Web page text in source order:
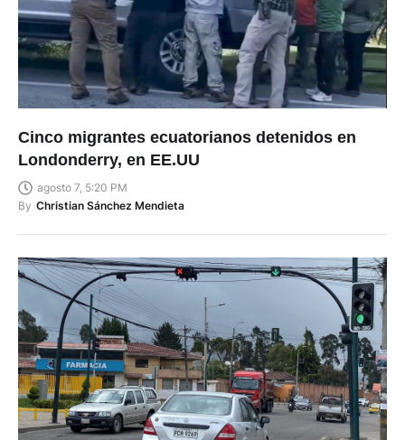
Cinco migrantes ecuatorianos detenidos en
Londonderry, en EE.UU
agosto 7, 5:20 PM
By Christian Sánchez Mendieta